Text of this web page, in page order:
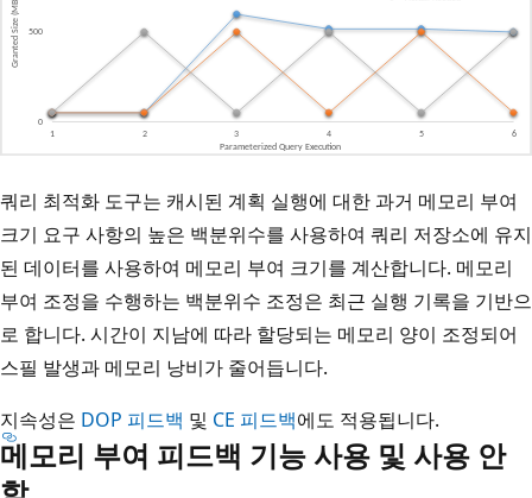
쿼리 최적화 도구는 캐시된 계획 실행에 대한 과거 메모리 부여
크기 요구 사항의 높은 백분위수를 사용하여 쿼리 저장소에 유지
된 데이터를 사용하여 메모리 부여 크기를 계산합니다. 메모리
부여 조정을 수행하는 백분위수 조정은 최근 실행 기록을 기반으
로 합니다. 시간이 지남에 따라 할당되는 메모리 양이 조정되어
스필 발생과 메모리 낭비가 줄어듭니다.
지속성은 DOP 피드백 및 CE 피드백에도 적용됩니다.
메모리 부여 피드백 기능 사용 및 사용 안